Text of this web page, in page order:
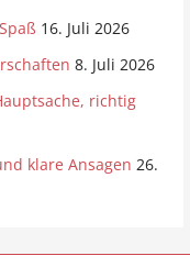
16. Juli 2026
8. Juli 2026
richtig
klare Ansagen 26.